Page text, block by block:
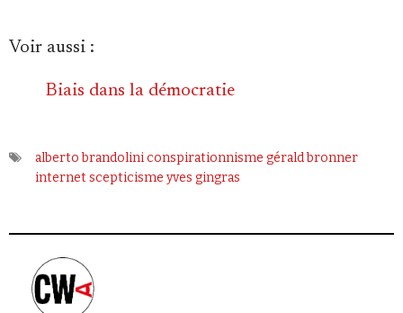
Voir aussi :
Biais dans la démocratie
alberto brandolini conspirationnisme gérald bronner
internet scepticisme yves gingras